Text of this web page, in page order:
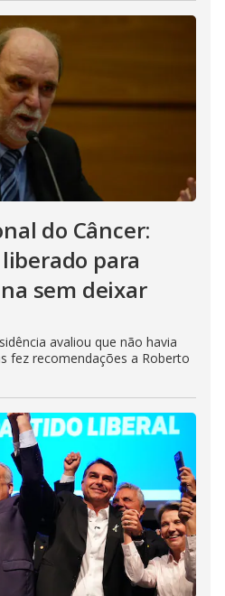
do Câncer:
para
sem deixar
avaliou que não havia
fez recomendações a Roberto